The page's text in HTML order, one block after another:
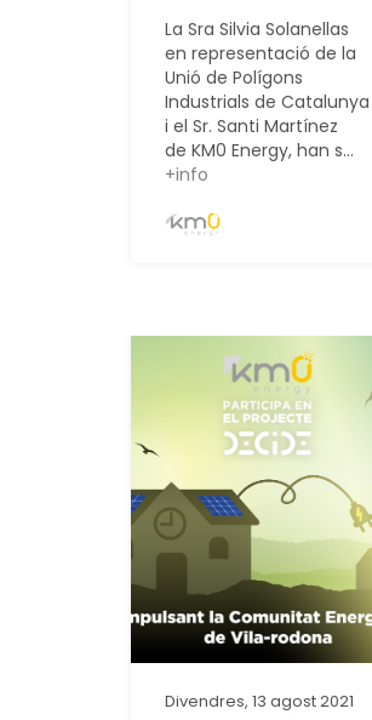
La Sra Silvia Solanellas
en representació de la
Unió de Polígons
Industrials de Catalunya
i el Sr. Santi Martínez
de KM0 Energy, han s...
+info
Divendres, 13 agost 2021